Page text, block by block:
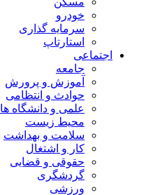
خودرو
سرمایه گذاری
استارتاپ
اجتماعی
جامعه
آموزش و پرورش
حوادث و انتظامی
علمی و دانشگاه ها
محیط زیست
سلامت و بهداشت
کار و اشتغال
حقوقی و قضایی
گردشگری
ورزشی